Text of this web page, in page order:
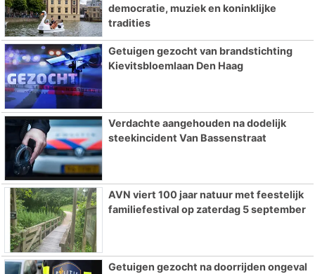
democratie, muziek en koninklijke
tradities
Getuigen gezocht van brandstichting
Kievitsbloemlaan Den Haag
Verdachte aangehouden na dodelijk
steekincident Van Bassenstraat
AVN viert 100 jaar natuur met feestelijk
familiefestival op zaterdag 5 september
Getuigen gezocht na doorrijden ongeval